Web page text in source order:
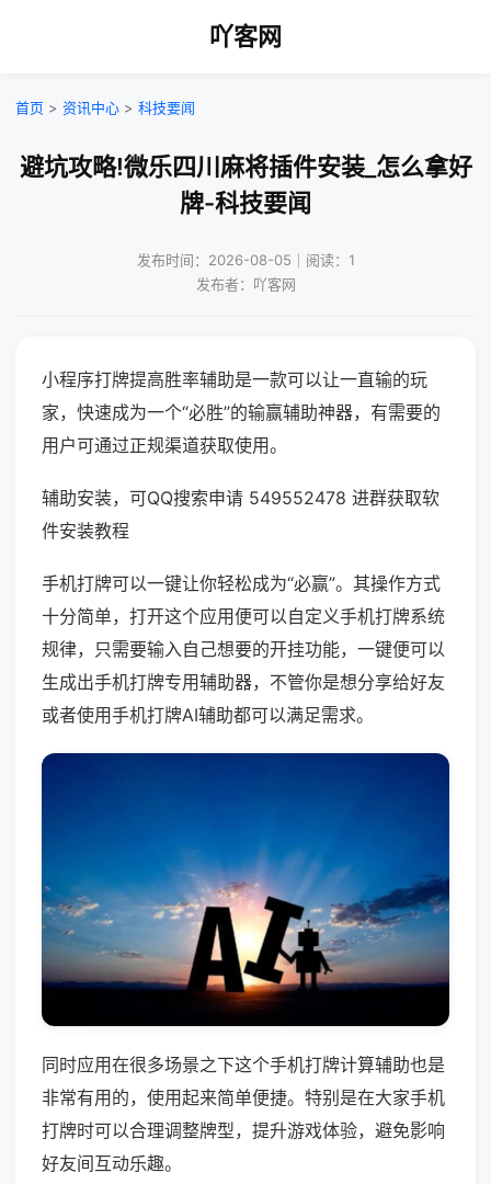
吖客网
首页 > 资讯中心 > 科技要闻
避坑攻略!微乐四川麻将插件安装_怎么拿好
牌-科技要闻
发布时间：2026-08-05｜阅读：1
发布者：吖客网
小程序打牌提高胜率辅助是一款可以让一直输的玩
家，快速成为一个“必胜”的输赢辅助神器，有需要的
用户可通过正规渠道获取使用。
辅助安装，可QQ搜索申请 549552478 进群获取软
件安装教程
手机打牌可以一键让你轻松成为“必赢”。其操作方式
十分简单，打开这个应用便可以自定义手机打牌系统
规律，只需要输入自己想要的开挂功能，一键便可以
生成出手机打牌专用辅助器，不管你是想分享给好友
或者使用手机打牌AI辅助都可以满足需求。
同时应用在很多场景之下这个手机打牌计算辅助也是
非常有用的，使用起来简单便捷。特别是在大家手机
打牌时可以合理调整牌型，提升游戏体验，避免影响
好友间互动乐趣。